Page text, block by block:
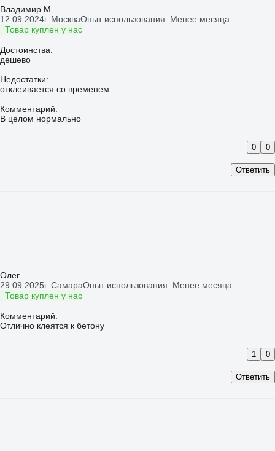
Владимир М.
12.09.2024г. МоскваОпыт использования: Менее месяца
Товар куплен у нас
Достоинства:
дешево
Недостатки:
отклеивается со временем
Комментарий:
В целом нормально
Ответить
0 0
Олег
29.09.2025г. СамараОпыт использования: Менее месяца
Товар куплен у нас
Комментарий:
Отлично клеятся к бетону
Ответить
1 0